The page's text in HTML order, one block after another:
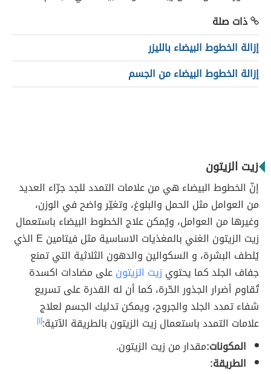
ذات صلة
إزالة الخطوط البيضاء بالليزر
إزالة الخطوط البيضاء من الجسم
زيت الزيتون
إنّ الخطوط البيضاء هي من علامات التمدد للجد جرّاء العديد
من العوامل مثل الحمل والبلوغ، وتغيّر واضح في الوزن،
وغيرها من العوامل، ويُمكن علاج الخطوط البيضاء باستعمال
زيت الزيتون الغني بالمغذيات الاساسية مثل فيتامين E الذي
يُلطف البشرة، و السكوالين والدهون الثلاثية التي تمنع
جفاف الجلد كما يحتوي زيت الزيتونعلى مضادات اكسدة
تُقاوم أضرار الجذور الحّرة، كما أن له القدرة على تسريع
شفاء تمدد الجلد والجروح، ويمكن تدليك الجسم لعلاج
علامات التمدد باستعمال زيت الزيتون بالطريقة الآتية:[١]
المكونات:مقدار من زيت الزيتون.
الطريقة: